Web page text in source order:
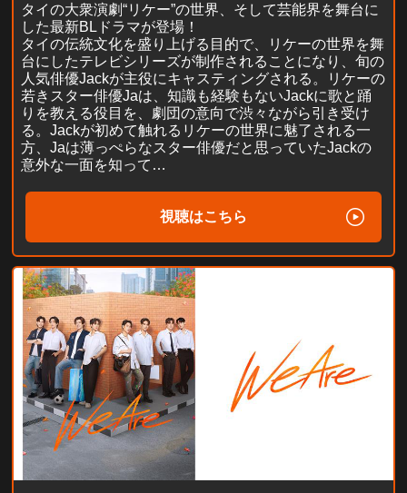
タイの大衆演劇“リケー”の世界、そして芸能界を舞台に
した最新BLドラマが登場！
タイの伝統文化を盛り上げる目的で、リケーの世界を舞
台にしたテレビシリーズが制作されることになり、旬の
人気俳優Jackが主役にキャスティングされる。リケーの
若きスター俳優Jaは、知識も経験もないJackに歌と踊
りを教える役目を、劇団の意向で渋々ながら引き受け
る。Jackが初めて触れるリケーの世界に魅了される一
方、Jaは薄っぺらなスター俳優だと思っていたJackの
意外な一面を知って…
視聴はこちら